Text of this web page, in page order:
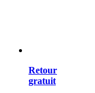
Retour
gratuit